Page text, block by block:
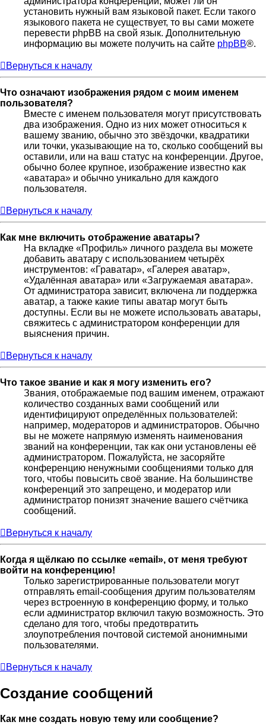
установить нужный вам языковой пакет. Если такого
языкового пакета не существует, то вы сами можете
перевести phpBB на свой язык. Дополнительную
информацию вы можете получить на сайте phpBB®.
Вернуться к началу
Что означают изображения рядом с моим именем
пользователя?
Вместе с именем пользователя могут присутствовать
два изображения. Одно из них может относиться к
вашему званию, обычно это звёздочки, квадратики
или точки, указывающие на то, сколько сообщений вы
оставили, или на ваш статус на конференции. Другое,
обычно более крупное, изображение известно как
«аватара» и обычно уникально для каждого
пользователя.
Вернуться к началу
Как мне включить отображение аватары?
На вкладке «Профиль» личного раздела вы можете
добавить аватару с использованием четырёх
инструментов: «Граватар», «Галерея аватар»,
«Удалённая аватара» или «Загружаемая аватара».
От администратора зависит, включена ли поддержка
аватар, а также какие типы аватар могут быть
доступны. Если вы не можете использовать аватары,
свяжитесь с администратором конференции для
выяснения причин.
Вернуться к началу
Что такое звание и как я могу изменить его?
Звания, отображаемые под вашим именем, отражают
количество созданных вами сообщений или
идентифицируют определённых пользователей:
например, модераторов и администраторов. Обычно
вы не можете напрямую изменять наименования
званий на конференции, так как они установлены её
администратором. Пожалуйста, не засоряйте
конференцию ненужными сообщениями только для
того, чтобы повысить своё звание. На большинстве
конференций это запрещено, и модератор или
администратор понизят значение вашего счётчика
сообщений.
Вернуться к началу
Когда я щёлкаю по ссылке «email», от меня требуют
войти на конференцию!
Только зарегистрированные пользователи могут
отправлять email-сообщения другим пользователям
через встроенную в конференцию форму, и только
если администратор включил такую возможность. Это
сделано для того, чтобы предотвратить
злоупотребления почтовой системой анонимными
пользователями.
Вернуться к началу
Создание сообщений
Как мне создать новую тему или сообщение?